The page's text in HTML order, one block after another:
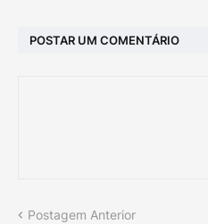
POSTAR UM COMENTÁRIO
Postagem Anterior